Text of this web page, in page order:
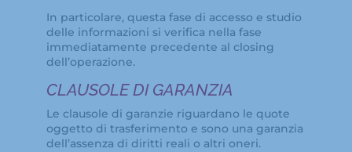
In particolare, questa fase di accesso e studio
delle informazioni si verifica nella fase
immediatamente precedente al closing
dell’operazione.
CLAUSOLE DI GARANZIA
Le clausole di garanzie riguardano le quote
oggetto di trasferimento e sono una garanzia
dell’assenza di diritti reali o altri oneri.